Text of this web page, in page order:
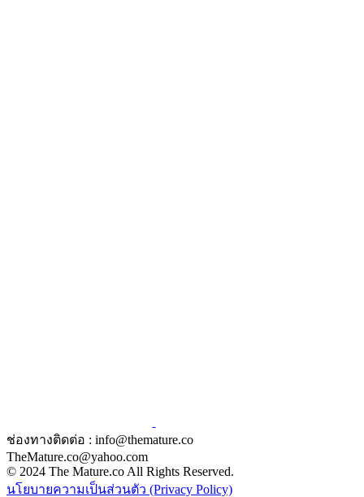
ช่องทางติดต่อ : info@themature.co
TheMature.co@yahoo.com
© 2024 The Mature.co All Rights Reserved.
นโยบายความเป็นส่วนตัว (Privacy Policy)